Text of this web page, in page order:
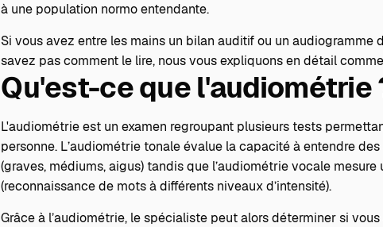
à une population normo entendante.
Si vous avez entre les mains un bilan auditif ou un audiogramme
savez pas comment le lire, nous vous expliquons en détail
Qu'est-ce que l'audiométrie
L'audiométrie est un examen regroupant plusieurs tests
personne. L’audiométrie tonale évalue la capacité à entendre
(graves, médiums, aigus) tandis que l’audiométrie vocale
(reconnaissance de mots à différents niveaux d’intensité).
Grâce à l’audiométrie, le spécialiste peut alors déterminer si